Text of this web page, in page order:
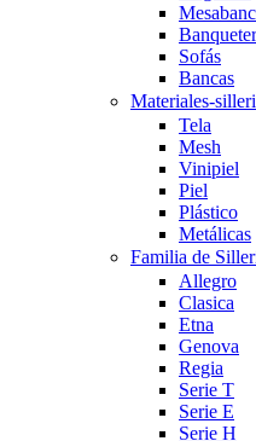
Sofás
Bancas
Materiales-
Tela
Mesh
Vinipiel
Piel
Plástico
Metálicas
Familia de
Allegro
Clasica
Etna
Genova
Regia
Serie T
Serie E
Serie H